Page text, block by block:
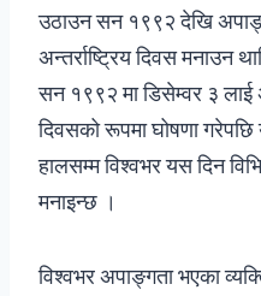
उठाउन सन १९९२ देखि
अन्तर्राष्ट्रिय दिवस मनाउन
सन १९९२ मा डिसेम्वर ३ लाई
दिवसको रूपमा घोषणा गरेपछि
हालसम्म विश्वभर यस दिन
मनाइन्छ ।
विश्वभर अपाङ्गता भएका